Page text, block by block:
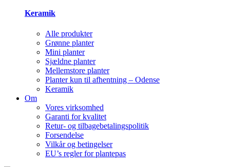
Keramik
Alle produkter
Grønne planter
Mini planter
Sjældne planter
Mellemstore planter
Planter kun til afhentning – Odense
Keramik
Om
Vores virksomhed
Garanti for kvalitet
Retur- og tilbagebetalingspolitik
Forsendelse
Vilkår og betingelser
EU’s regler for plantepas